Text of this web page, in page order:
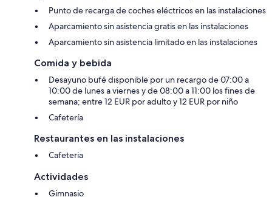
Punto de recarga de coches eléctricos en las instalaciones
Aparcamiento sin asistencia gratis en las instalaciones
Aparcamiento sin asistencia limitado en las instalaciones
Comida y bebida
Desayuno bufé disponible por un recargo de 07:00 a
10:00 de lunes a viernes y de 08:00 a 11:00 los fines de
semana; entre 12 EUR por adulto y 12 EUR por niño
Cafetería
Restaurantes en las instalaciones
Cafeteria
Actividades
Gimnasio